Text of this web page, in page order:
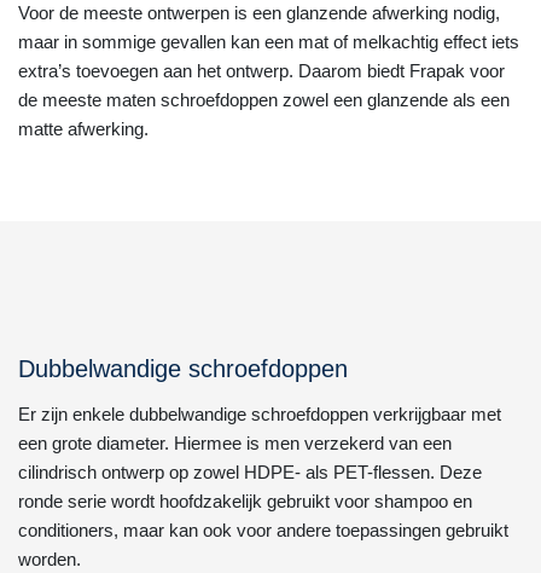
Voor de meeste ontwerpen is een glanzende afwerking nodig,
maar in sommige gevallen kan een mat of melkachtig effect iets
extra’s toevoegen aan het ontwerp. Daarom biedt Frapak voor
de meeste maten schroefdoppen zowel een glanzende als een
matte afwerking.
Dubbelwandige schroefdoppen
Er zijn enkele dubbelwandige schroefdoppen verkrijgbaar met
een grote diameter. Hiermee is men verzekerd van een
cilindrisch ontwerp op zowel HDPE- als PET-flessen. Deze
ronde serie wordt hoofdzakelijk gebruikt voor shampoo en
conditioners, maar kan ook voor andere toepassingen gebruikt
worden.